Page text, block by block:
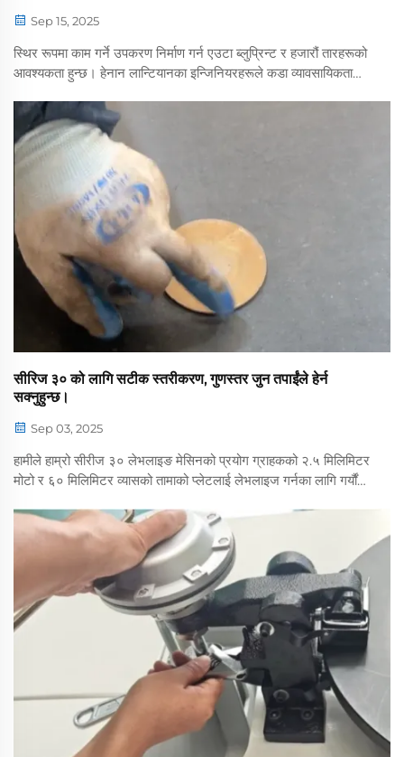
Sep 15, 2025
स्थिर रूपमा काम गर्ने उपकरण निर्माण गर्न एउटा ब्लुप्रिन्ट र हजारौं तारहरूको
आवश्यकता हुन्छ। हेनान लान्टियानका इन्जिनियरहरूले कडा व्यावसायिकताको
ग्यारेन्टीमा परिणत गर्छ। प्रत्येक तार ब्लुप्रिन्टसँग सटीक रूपमा मिल्दो छ...
सीरिज ३० को लागि सटीक स्तरीकरण, गुणस्तर जुन तपाईंले हेर्न
सक्नुहुन्छ।
Sep 03, 2025
हामीले हाम्रो सीरीज ३० लेभलाइङ मेसिनको प्रयोग ग्राहकको २.५ मिलिमिटर
मोटो र ६० मिलिमिटर व्यासको तामाको प्लेटलाई लेभलाइज गर्नका लागि गर्यौं।
सजिलैसँग ह्यान्डल गर्दछ र स्थिर रूपमा काम गर्दछ। अनियमित रूपमा निरीक्षण
गरेपछि...